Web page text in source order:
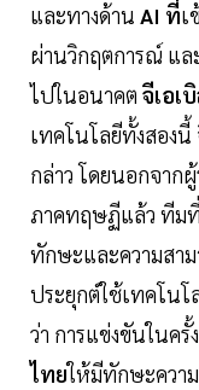
และทางด้าน AI ที่เ
ผ่านวิกฤตการณ์ แ
ไปในอนาคต จีเอเ
เทคโนโลยีทั้งสองนี้
กล่าว โดยนอกจาก
ภาคทฤษฏีแล้ว ทีมที่
ทักษะและความสา
ประยุกต์ใช้เทคโนโ
ว่า การแข่งขันในค
ไทยให้มีทักษะควา